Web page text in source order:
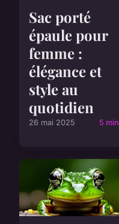
Sac porté
épaule pour
femme :
élégance et
style au
quotidien
26 mai 2025 5 min